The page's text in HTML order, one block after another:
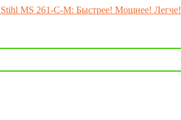
MS 261-C-M: Быстрее! Мощнее! Легче!